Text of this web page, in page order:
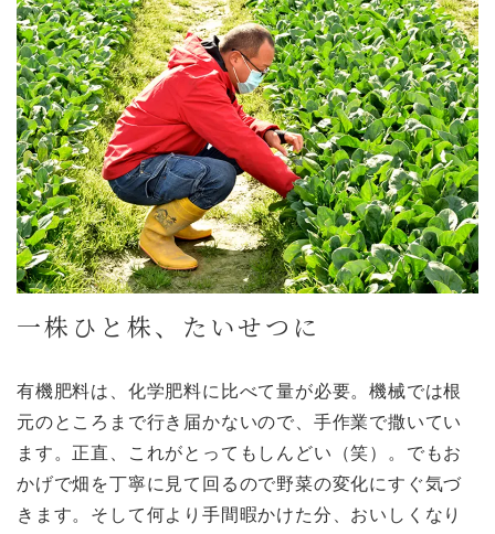
一株ひと株、たいせつに
有機肥料は、化学肥料に比べて量が必要。機械では根
元のところまで行き届かないので、手作業で撒いてい
ます。正直、これがとってもしんどい（笑）。でもお
かげで畑を丁寧に見て回るので野菜の変化にすぐ気づ
きます。そして何より手間暇かけた分、おいしくなり